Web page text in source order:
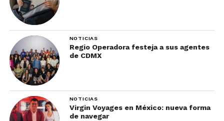
NOTICIAS
Regio Operadora festeja a sus agentes
de CDMX
NOTICIAS
Virgin Voyages en México: nueva forma
de navegar